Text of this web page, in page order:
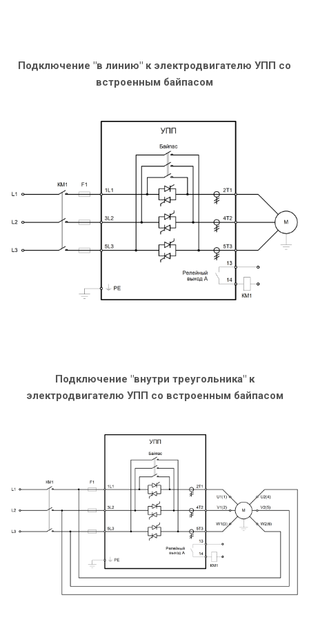
Подключение "в линию" к электродвигателю УПП со
встроенным байпасом
Подключение "внутри треугольника" к
электродвигателю УПП со встроенным байпасом